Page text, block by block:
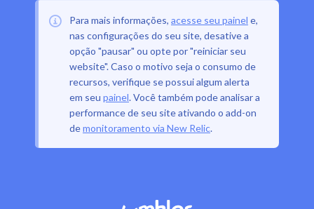
Para mais informações, acesse seu painel e,
nas configurações do seu site, desative a
opção "pausar" ou opte por "reiniciar seu
website". Caso o motivo seja o consumo de
recursos, verifique se possui algum alerta
em seu painel. Você também pode analisar a
performance de seu site ativando o add-on
demonitoramento via New Relic.